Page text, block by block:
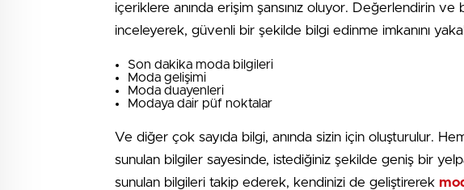
içeriklere anında erişim şansınız oluyor. Değerlendirin
inceleyerek, güvenli bir şekilde bilgi edinme imkanını
Son dakika moda bilgileri
Moda gelişimi
Moda duayenleri
Modaya dair püf noktalar
Ve diğer çok sayıda bilgi, anında sizin için oluşturulur.
sunulan bilgiler sayesinde, istediğiniz şekilde geniş bir
sunulan bilgileri takip ederek, kendinizi de geliştirerek